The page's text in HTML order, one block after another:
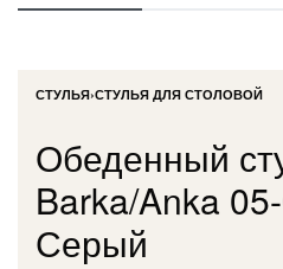
СТУЛЬЯ›СТУЛЬЯ ДЛЯ СТОЛОВОЙ
Обеденный
Barka/Anka
Серый